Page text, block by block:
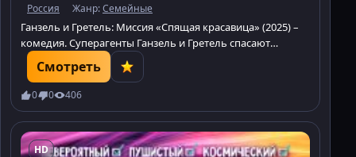
Россия Жанр:Семейные
Ганзель и Гретель: Миссия «Спящая красавица» (2025) –
комедия. Суперагенты Ганзель и Гретель спасают
королевство в волшебном мире! Смотрите
приключение.
Смотреть
0 0 406
HD